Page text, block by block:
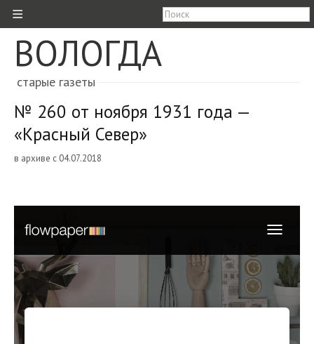
≡
ВОЛОГДА
старые газеты
№ 260 от ноября 1931 года —
«Красный Север»
в архиве с 04.07.2018